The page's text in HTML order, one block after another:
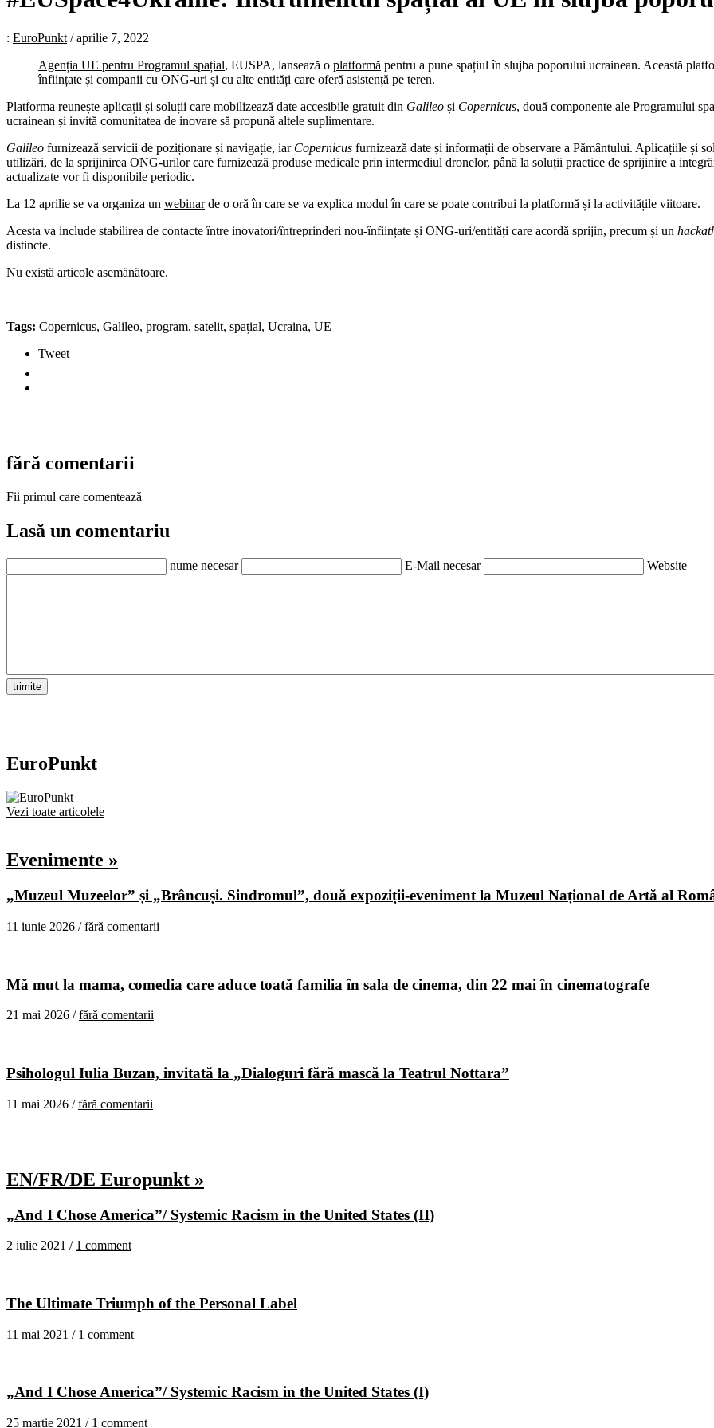
: EuroPunkt /aprilie 7, 2022
Agenția UE pentru Programul spațial, EUSPA, lansează o platformă pentru a pune spațiul în slujba poporului ucrainean. Această
înființate și companii cu ONG-uri și cu alte entități care oferă asistență pe teren.
Platforma reunește aplicații și soluții care mobilizează date accesibile gratuit din Galileo și Copernicus, două componente ale Programului
ucrainean și invită comunitatea de inovare să propună altele suplimentare.
Galileo furnizează servicii de poziționare și navigație, iar Copernicus furnizează date și informații de observare a Pământului. Aplicațiile și
utilizări, de la sprijinirea ONG-urilor care furnizează produse medicale prin intermediul dronelor, până la soluții practice de sprijinire a
actualizate vor fi disponibile periodic.
La 12 aprilie se va organiza un webinarde o oră în care se va explica modul în care se poate contribui la platformă și la activitățile viitoare.
Acesta va include stabilirea de contacte între inovatori/întreprinderi nou-înființate și ONG-uri/entități care acordă sprijin, precum și un
distincte.
Nu există articole asemănătoare.
Tags: Copernicus, Galileo, program, satelit, spațial, Ucraina, UE
Tweet
fără comentarii
Fii primul care comentează
Lasă un comentariu
nume necesar E-Mail necesar Website
EuroPunkt
Vezi toate articolele
Evenimente »
„Muzeul Muzeelor” și „Brâncuși. Sindromul”, două expoziții-eveniment la Muzeul Național de Artă al
11 iunie 2026 /fără comentarii
Mă mut la mama, comedia care aduce toată familia în sala de cinema, din 22 mai în cinematografe
21 mai 2026 /fără comentarii
Psihologul Iulia Buzan, invitată la „Dialoguri fără mască la Teatrul Nottara”
11 mai 2026 /fără comentarii
EN/FR/DE Europunkt »
„And I Chose America”/ Systemic Racism in the United States (II)
2 iulie 2021 / 1 comment
The Ultimate Triumph of the Personal Label
11 mai 2021 / 1 comment
„And I Chose America”/ Systemic Racism in the United States (I)
25 martie 2021 / 1 comment